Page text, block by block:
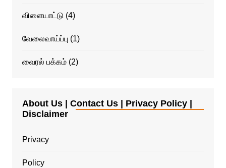
விளையாட்டு (4)
வேலைவாய்ப்பு (1)
வைரல் பக்கம்(2)
About Us | Contact Us | Privacy Policy |
Disclaimer
Privacy
Policy